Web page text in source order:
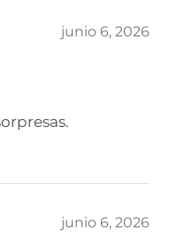
junio 6, 2026
junio 6, 2026